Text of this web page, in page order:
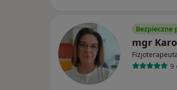
Bezpieczne
mgr
9